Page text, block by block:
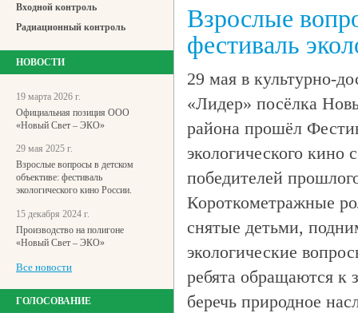
Входной контроль
Радиационный контроль
НОВОСТИ
19 марта 2026 г.
Официальная позиция ООО
«Новый Свет – ЭКО»
29 мая 2025 г.
Взрослые вопросы в детском
объективе: фестиваль
экологического кино России.
15 декабря 2024 г.
Производство на полигоне
«Новый Свет – ЭКО»
Все новости
ГОЛОСОВАНИЕ
Взрослые
фестиваль
29 мая в культурно-
«Лидер» посёлка
района прошёл
экологического кино
победителей
Короткометражные
снятые детьми,
экологические
ребята обращаются к
беречь природное